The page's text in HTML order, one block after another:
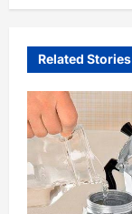
Related Stories